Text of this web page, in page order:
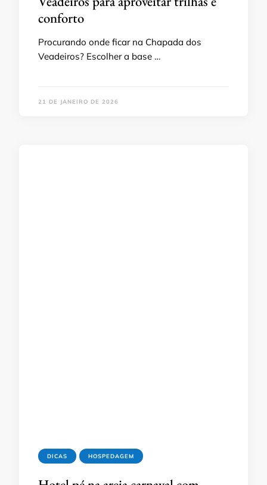
conforto
Procurando onde ficar na Chapada dos
Veadeiros? Escolher a base …
21 DE JANEIRO DE 2026
DICAS HOSPEDAGEM